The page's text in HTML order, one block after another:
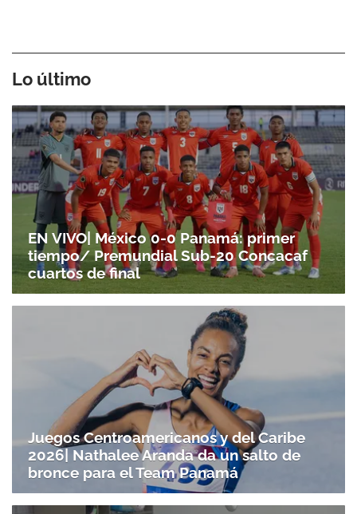
Lo último
EN VIVO| México 0-0 Panamá: primer
tiempo/ Premundial Sub-20 Concacaf
cuartos de final
Juegos Centroamericanos y del Caribe
2026| Nathalee Aranda da un salto de
bronce para el Team Panamá